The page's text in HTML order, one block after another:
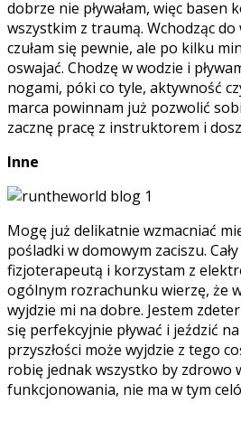
dobrze nie pływałam, więc basen
wszystkim z traumą. Wchodząc
czułam się pewnie, ale po kilku
oswajać. Chodzę w wodzie i
nogami, póki co tyle, aktywność
marca powinnam już pozwolić
zacznę pracę z instruktorem i
Inne
Mogę już delikatnie wzmacniać
pośladki w domowym zaciszu.
fizjoterapeutą i korzystam z
ogólnym rozrachunku wierzę, że
wyjdzie mi na dobre. Jestem
się perfekcyjnie pływać i jeździć
przyszłości może wyjdzie z tego
robię jednak wszystko by zdrowo
funkcjonowania, nie ma w tym